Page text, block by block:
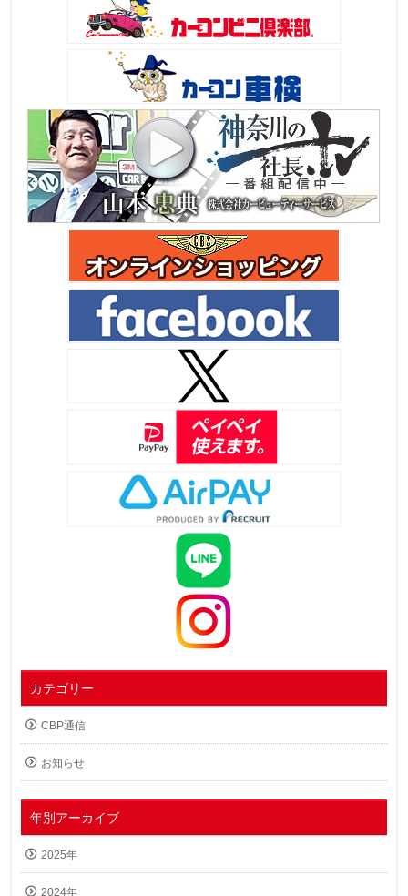
カテゴリー
CBP通信
お知らせ
年別アーカイブ
2025年
2024年